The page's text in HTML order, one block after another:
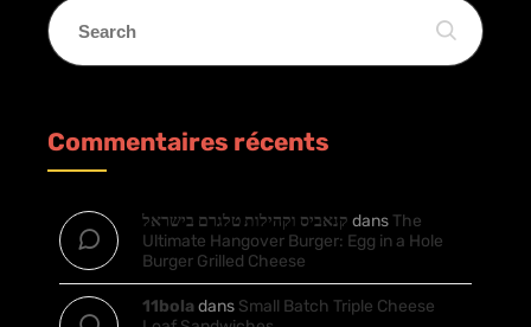
Commentaires récents
קנאביס וקהילות טלגרם בישראל dansThe
Ultimate Hangover Burger: Egg in a Hole
Burger Grilled Cheese
11boladans Small Batch Triple Cheese